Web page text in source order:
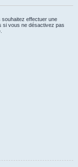
effectuer une
si vous ne désactivez pas